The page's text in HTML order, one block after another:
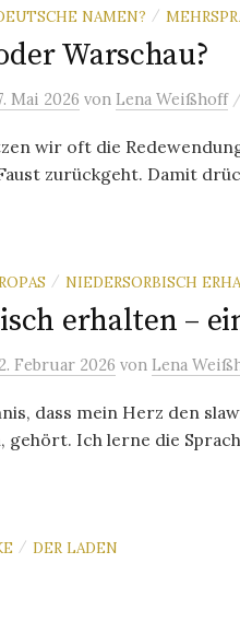
NAMEN? /
Warschau?
Mai 2026 von Lena Weißhoff
wir oft die Redewendung
zurückgeht. Damit
/ NIEDERSORBISCH
erhalten –
Februar 2026 von Lena
dass mein Herz den
Ich lerne die
/ DER LADEN